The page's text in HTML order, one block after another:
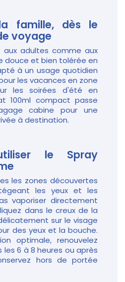
famille, dès le
voyage
aux adultes comme aux
douce et bien tolérée en
à un usage quotidien
les vacances en zone
les soirées d'été en
100ml compact passe
cabine pour une
à destination.
le Spray
les zones découvertes
les yeux et les
vaporiser directement
dans le creux de la
sur le visage
des yeux et la bouche.
optimale, renouvelez
6 à 8 heures ou après
hors de portée